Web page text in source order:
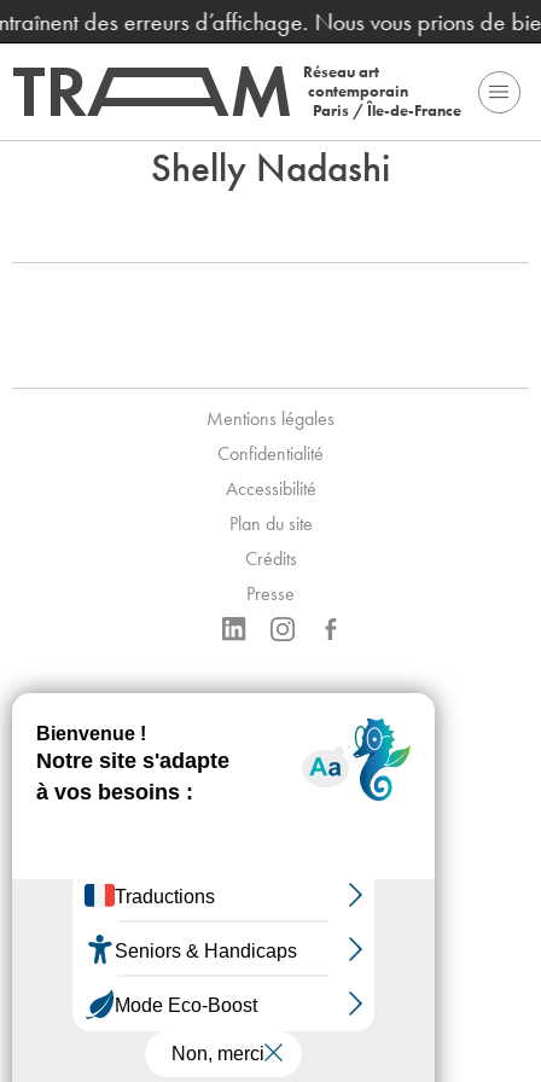
des erreurs d’affichage. Nous vous prions de
Réseau art
contemporain
Paris / Île-de-France
Shelly Nadashi
Mentions légales
Confidentialité
Accessibilité
Plan du site
Crédits
Presse